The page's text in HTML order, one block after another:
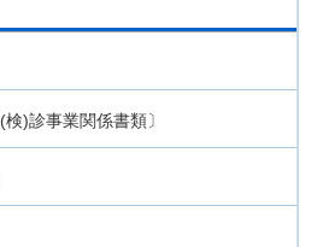
)診事業関係書類〕